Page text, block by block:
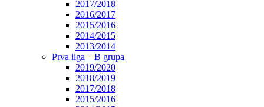
2017/2018
2016/2017
2015/2016
2014/2015
2013/2014
Prva liga – B grupa
2019/2020
2018/2019
2017/2018
2015/2016